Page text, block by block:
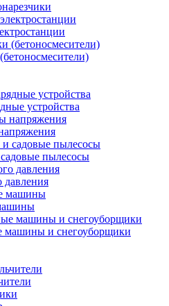
устройства
пылесосы
машины и снегоуборщики